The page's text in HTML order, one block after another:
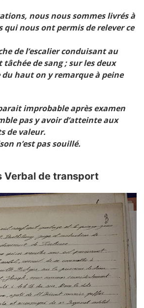
nous nous sommes livrés à
qui nous ont permis de relever ce
de l’escalier conduisant au
de sang ; sur les deux
du haut on y remarque à peine
improbable après examen
pas y avoir d’atteinte aux
de valeur.
n’est pas souillé.
Verbal de transport